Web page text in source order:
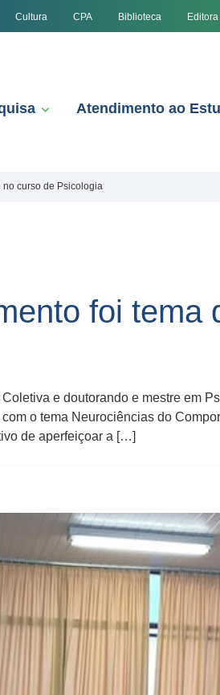
Cultura CPA Biblioteca Editora
Atendimento ao
no curso de Psicologia
foi tema
e doutorando e mestre em
o tema Neurociências do
de aperfeiçoar a […]